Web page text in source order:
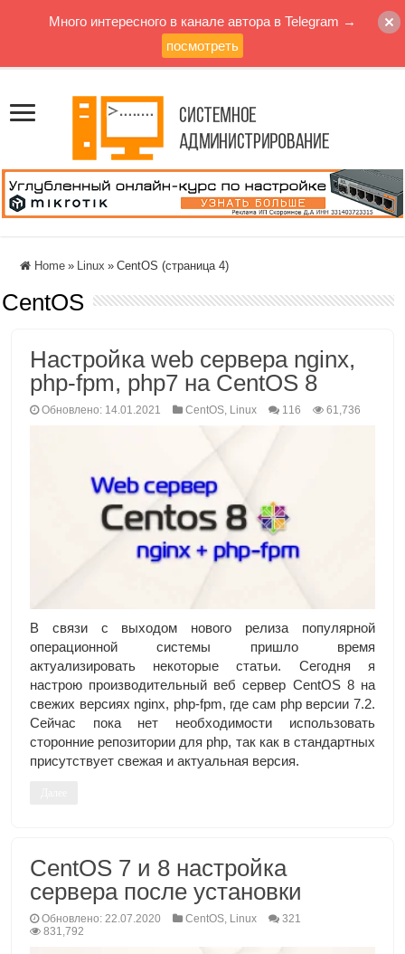
Home » Linux » CentOS (страница 4)
CentOS
Настройка web сервера nginx,
php-fpm, php7 на CentOS 8
Обновлено: 14.01.2021 CentOS, Linux 116 61,736
В связи с выходом нового релиза популярной
операционной системы пришло время
актуализировать некоторые статьи. Сегодня я
настрою производительный веб сервер CentOS 8 на
свежих версиях nginx, php-fpm, где сам php версии 7.2.
Сейчас пока нет необходимости использовать
сторонние репозитории для php, так как в стандартных
присутствует свежая и актуальная версия.
CentOS 7 и 8 настройка
сервера после установки
Обновлено: 22.07.2020 CentOS, Linux
321
831,792
Много интересного в канале автора в Telegram →
посмотреть